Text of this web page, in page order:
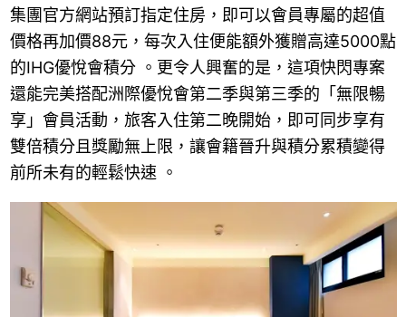
集團官方網站預訂指定住房，即可以會員專屬的超值
價格再加價88元，每次入住便能額外獲贈高達5000點
的IHG優悅會積分 。更令人興奮的是，這項快閃專案
還能完美搭配洲際優悅會第二季與第三季的「無限暢
享」會員活動，旅客入住第二晚開始，即可同步享有
雙倍積分且獎勵無上限，讓會籍晉升與積分累積變得
前所未有的輕鬆快速 。